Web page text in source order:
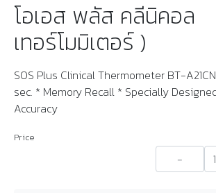
โอเอส พลัส คลีนิคอล
เทอร์โมมิเตอร์ )
SOS Plus Clinical Thermometer BT-
sec. * Memory Recall * Specially
Accuracy
Price
-